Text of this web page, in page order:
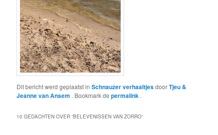
Dit bericht werd geplaatst inSchnauzer verhaaltjesdoorTjeu &
Jeanne van Ansem . Bookmark depermalink .
10 GEDACHTEN OVER “BELEVENISSEN VAN ZORRO”